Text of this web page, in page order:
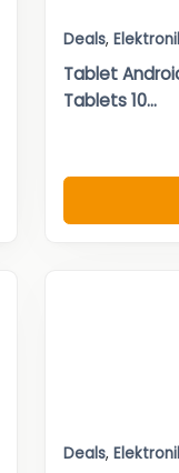
Deals,
Tablet
Tablets 10...
Deals,